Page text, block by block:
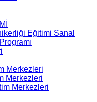
Eğitimi Sanal
Merkezleri
Merkezleri
Merkezleri